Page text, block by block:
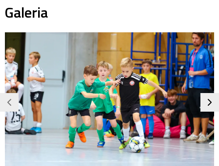
Galeria